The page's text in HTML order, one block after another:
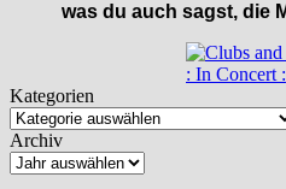
was du auch sagst, die
: In Concert :
Kategorien
Archiv